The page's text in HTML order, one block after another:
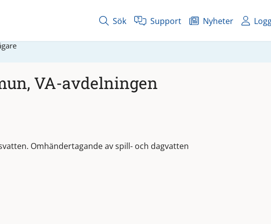
Sök Support Nyheter
VA-avdelningen
Omhändertagande av spill- och dagvatten